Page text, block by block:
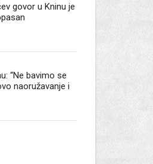
govor u Kninu je
“Ne bavimo se
naoružavanje i